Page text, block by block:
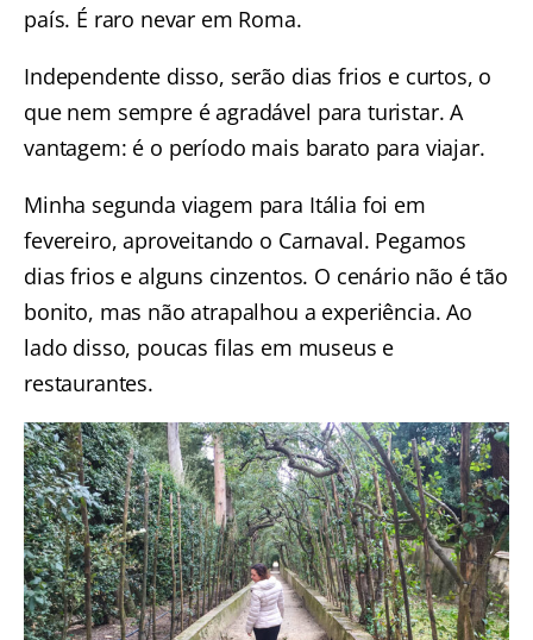
país. É raro nevar em Roma.
Independente disso, serão dias frios e curtos, o
que nem sempre é agradável para turistar. A
vantagem: é o período mais barato para viajar.
Minha segunda viagem para Itália foi em
fevereiro, aproveitando o Carnaval. Pegamos
dias frios e alguns cinzentos. O cenário não é tão
bonito, mas não atrapalhou a experiência. Ao
lado disso, poucas filas em museus e
restaurantes.